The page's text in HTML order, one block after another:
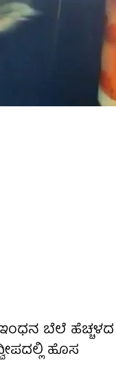
ಇಂಧನ ಬೆಲೆ ಹೆಚ್ಚಳದ
ಹೊಸ